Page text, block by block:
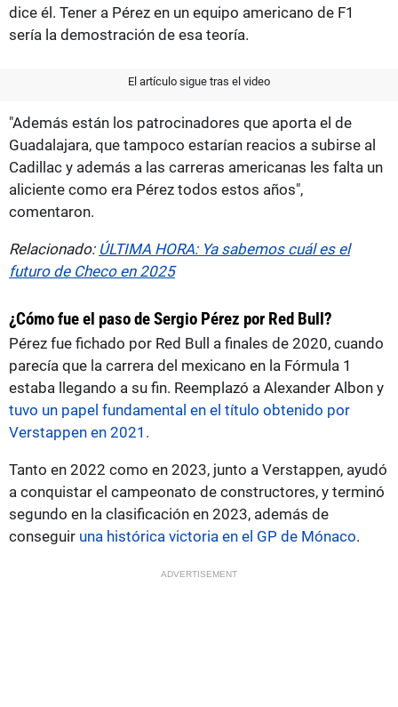
dice él. Tener a Pérez en un equipo americano de F1
sería la demostración de esa teoría.
El artículo sigue tras el video
"Además están los patrocinadores que aporta el de
Guadalajara, que tampoco estarían reacios a subirse al
Cadillac y además a las carreras americanas les falta un
aliciente como era Pérez todos estos años",
comentaron.
Relacionado: ÚLTIMA HORA: Ya sabemos cuál es el
futuro de Checo en 2025
¿Cómo fue el paso de Sergio Pérez por Red Bull?
Pérez fue fichado por Red Bull a finales de 2020, cuando
parecía que la carrera del mexicano en la Fórmula 1
estaba llegando a su fin. Reemplazó a Alexander Albon y
tuvo un papel fundamental en el título obtenido por
Verstappen en 2021.
Tanto en 2022 como en 2023, junto a Verstappen, ayudó
a conquistar el campeonato de constructores, y terminó
segundo en la clasificación en 2023, además de
conseguir una histórica victoria en el GP de Mónaco.
ADVERTISEMENT